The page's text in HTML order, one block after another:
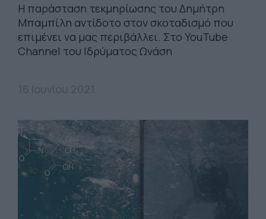
Η παράσταση τεκμηρίωσης του Δημήτρη
Μπαμπίλη αντίδοτο στον σκοταδισμό που
επιμένει να μας περιβάλλει. Στο YouTube
Channel του Ιδρύματος Ωνάση